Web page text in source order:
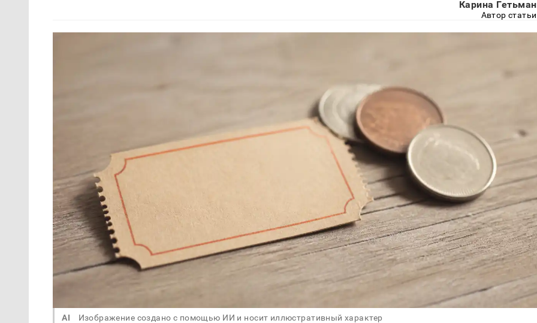
Карина Гетьман
Автор статьи
AI Изображение создано с помощью ИИ и носит иллюстративный характер